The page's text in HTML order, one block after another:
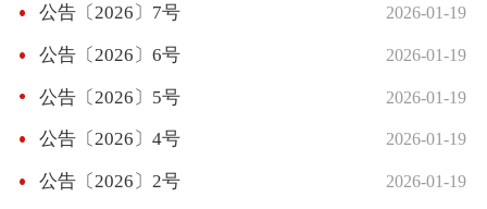
公告〔2026〕7号 2026-01-19
公告〔2026〕6号 2026-01-19
公告〔2026〕5号 2026-01-19
公告〔2026〕4号 2026-01-19
公告〔2026〕2号 2026-01-19